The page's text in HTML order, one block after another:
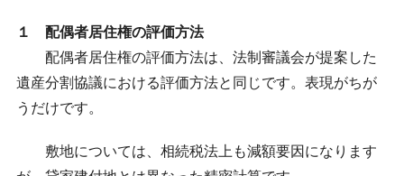
１ 配偶者居住権の評価方法
配偶者居住権の評価方法は、法制審議会が提案した
遺産分割協議における評価方法と同じです。表現がちが
うだけです。
敷地については、相続税法上も減額要因になります